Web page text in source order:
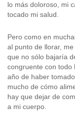
lo más doloroso, mi
tocado mi salud.
Pero como en
al punto de llorar,
que no sólo bajaría
congruente con todo
año de haber
mucho de cómo
hay que dejar de
a mi cuerpo.